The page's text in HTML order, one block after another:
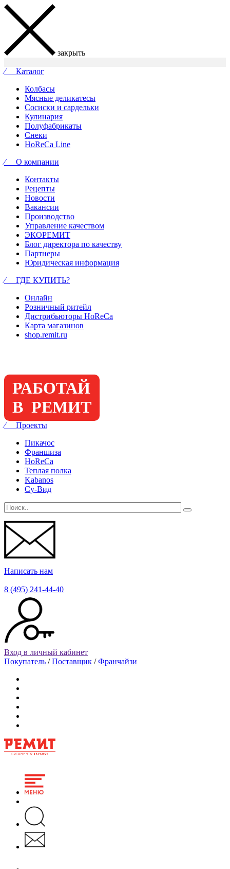
закрыть
⁄ Каталог
Колбасы
Мясные деликатесы
Сосиски и сардельки
Кулинария
Полуфабрикаты
Снеки
HoReCa Line
⁄ О компании
Контакты
Рецепты
Новости
Вакансии
Производство
Управление качеством
ЭКОРЕМИТ
Блог директора по качеству
Партнеры
Юридическая информация
⁄ ГДЕ КУПИТЬ?
Онлайн
Розничный ритейл
Дистрибьюторы HoReCa
Карта магазинов
shop.remit.ru
РАБОТАЙ
В РЕМИТ
⁄ Проекты
Пикачос
Франшиза
HoReCa
Теплая полка
Kabanos
Су-Вид
Написать нам
8 (495) 241-44-40
Вход в личный кабинет
Покупатель /Поставщик /Франчайзи